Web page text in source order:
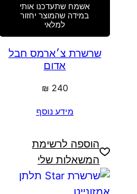
אשמח שתעדכנו אותי
במידה שהמוצר יחזור
למלאי
שרשרת צ׳ארמס חבל
אדום
₪ 240
מידע נוסף
הוספה לרשימת
המשאלות שלי